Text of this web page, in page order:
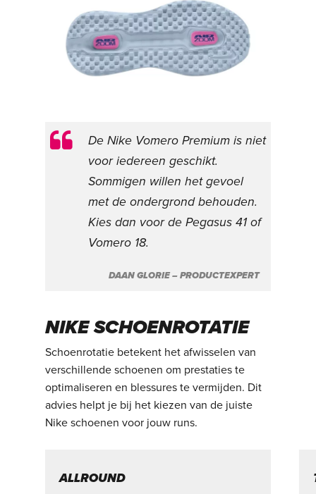
De Nike Vomero Premium is niet
voor iedereen geschikt.
Sommigen willen het gevoel
met de ondergrond behouden.
Kies dan voor de Pegasus 41 of
Vomero 18.
DAAN GLORIE – PRODUCTEXPERT
NIKE SCHOENROTATIE
Schoenrotatie betekent het afwisselen van
verschillende schoenen om prestaties te
optimaliseren en blessures te vermijden. Dit
advies helpt je bij het kiezen van de juiste
Nike schoenen voor jouw runs.
ALLROUND